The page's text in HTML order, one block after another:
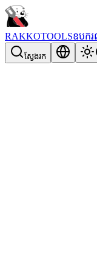
RAKKOTOOLSឧបក
ស្វែងរក